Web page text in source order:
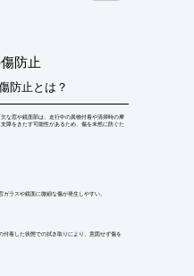
グ・事例集をご覧いただけ
防止
防止とは？
な窓や鏡面部は、走行中の異物付着や清掃時の摩
障をきたす可能性があるため、傷を未然に防ぐた
ラスや鏡面に微細な傷が発生しやすい。
付着した状態での拭き取りにより、意図せず傷を